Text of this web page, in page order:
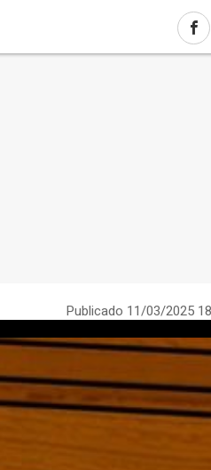
Publicado 11/03/2025